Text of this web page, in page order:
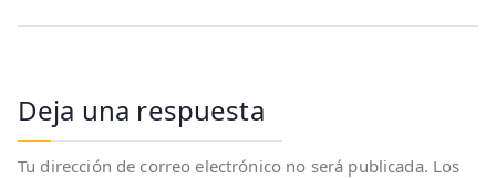
Deja una respuesta
Tu dirección de correo electrónico no será publicada. Los